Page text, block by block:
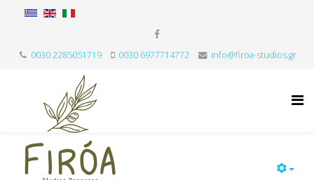
0030 2285051719 0030‎ ‎6977714772 info@firoa-studios.gr